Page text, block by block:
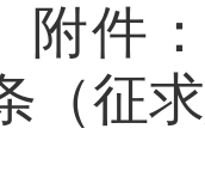
附件
（征